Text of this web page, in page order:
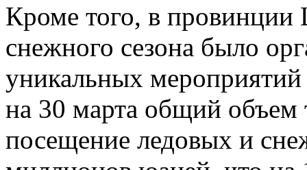
Кроме того, в провинции
снежного сезона было
уникальных
на 30 марта общий объем
посещение ледовых и